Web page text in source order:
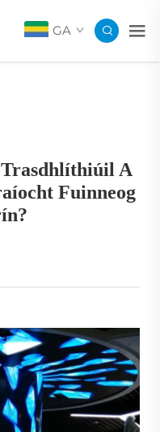
GA
Trasdhlíthiúil A
Fuinneog